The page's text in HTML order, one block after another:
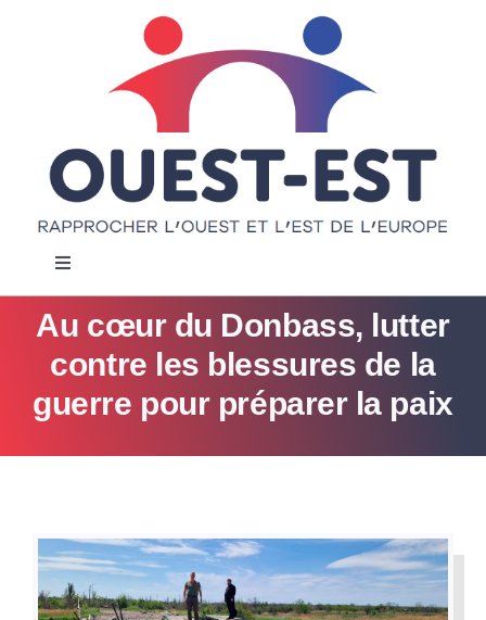
Navigation
à
bascule
Accueil
Actualités
Par Région
Nous soutenir
Au cœur du Donbass, lutter
contre les blessures de la
guerre pour préparer la paix